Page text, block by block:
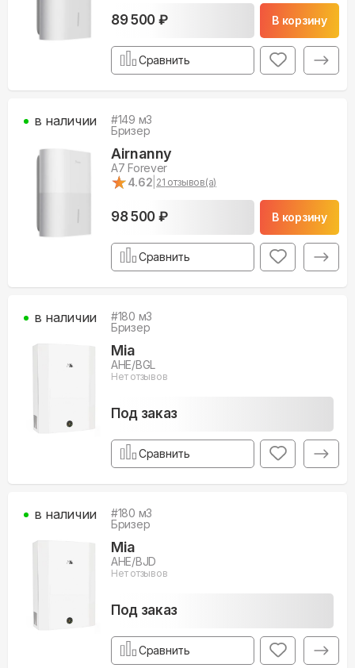
89 500 ₽ В корзину
Сравнить
#149 м3
Бризер
Airnanny
A7 Forever
★
★4.62 21 отзывов(а)
98 500 ₽ В корзину
в наличии
Сравнить
#180 м3
Бризер
Mia
AHE/BGL
Нет отзывов
Под заказ
в наличии
Сравнить
#180 м3
Бризер
Mia
AHE/BJD
Нет отзывов
Под заказ
в наличии
Сравнить